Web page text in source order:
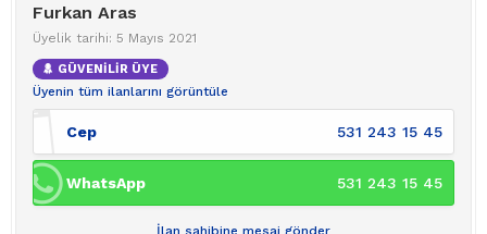
Furkan Aras
Üyelik tarihi: 5 Mayıs 2021
GÜVENİLİR ÜYE
Üyenin tüm ilanlarını görüntüle
Cep 531 243 15 45
WhatsApp 531 243 15 45